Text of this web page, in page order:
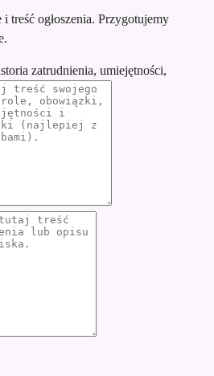
treść ogłoszenia. Przygotujemy
zatrudnienia, umiejętności,